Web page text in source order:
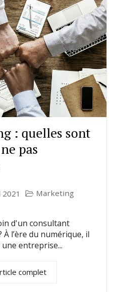
: quelles sont
pas
Marketing
d'un consultant
l’ère du numérique, il
entreprise...
complet